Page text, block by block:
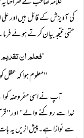
کی آویزش کے قائل ہیں اور علی
حتمی نتیجہ بیان کرتے ہوئے
"فعلم ان تقديم
"معلوم ہوا کہ عقل
آپ نے اسی مفروضہ کو
خدا سے روکنے والے" اور
سے نوازا ہے۔پیش ازیں یہ بات